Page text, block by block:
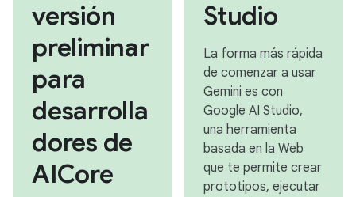
versión
preliminar
para
desarrolla
dores de
AICore
Studio
La forma más rápida
de comenzar a usar
Gemini es con
Google AI Studio,
una herramienta
basada en la Web
que te permite crear
prototipos, ejecutar